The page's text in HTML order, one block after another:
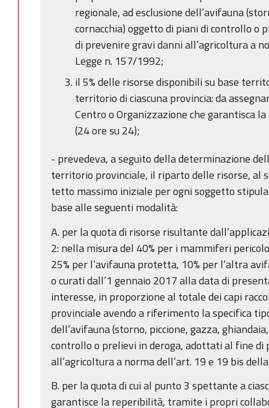
regionale, ad esclusione dell’avifauna
cornacchia) oggetto di piani di controllo o
di prevenire gravi danni all’agricoltura a
Legge n. 157/1992;
il 5% delle risorse disponibili su base
territorio di ciascuna provincia: da
Centro o Organizzazione che garantisca
(24 ore su 24);
- prevedeva, a seguito della determinazione
territorio provinciale, il riparto delle risorse, al
tetto massimo iniziale per ogni soggetto
base alle seguenti modalità:
A. per la quota di risorse risultante
2: nella misura del 40% per i mammiferi
25% per l’avifauna protetta, 10% per l’altra
o curati dall’1 gennaio 2017 alla data di
interesse, in proporzione al totale dei capi
provinciale avendo a riferimento la specifica
dell’avifauna (storno, piccione, gazza,
controllo o prelievi in deroga, adottati al fine di
all’agricoltura a norma dell’art. 19 e 19 bis
B. per la quota di cui al punto 3 spettante a
garantisce la reperibilità, tramite i propri